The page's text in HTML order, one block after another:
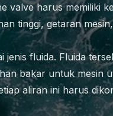
valve harus memiliki
tinggi, getaran
fluida. Fluida
bakar untuk mesin
aliran ini harus